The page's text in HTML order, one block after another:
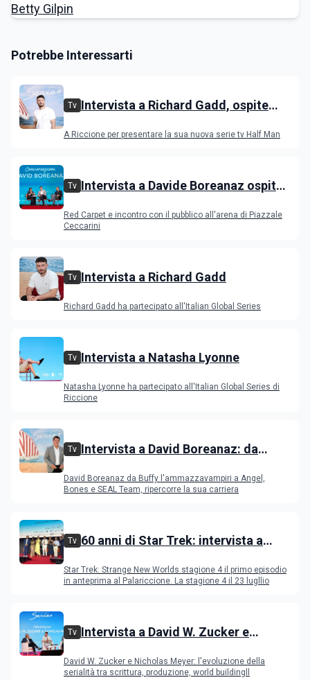
Potrebbe Interessarti
Tv Intervista a Richard Gadd, ospite
A Riccione per presentare la sua nuova serie tv Half Man
Tv Intervista a Davide Boreanaz ospite
Red Carpet e incontro con il pubblico all'arena di Piazzale
Ceccarini
Tv Intervista a Richard Gadd
Richard Gadd ha partecipato all'Italian Global Series
Tv Intervista a Natasha Lyonne
Natasha Lyonne ha partecipato all'Italian Global Series di
Riccione
Tv Intervista a David Boreanaz: da
Bones e SEAL Team
David Boreanaz da Buffy l'ammazzavampiri a Angel,
Bones e SEAL Team, ripercorre la sua carriera
Tv 60 anni di Star Trek: intervista a
Romijn, Anson Mount
Star Trek: Strange New Worlds stagione 4 il primo episodio
in anteprima al Palariccione. La stagione 4 il 23 lugllio
Tv Intervista a David W. Zucker e
serialità internazionale
David W. Zucker e Nicholas Meyer: l'evoluzione della
serialità tra scrittura, produzione, world buildingll